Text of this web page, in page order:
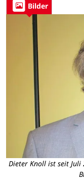
Bilder
Dieter Knoll ist seit Juli